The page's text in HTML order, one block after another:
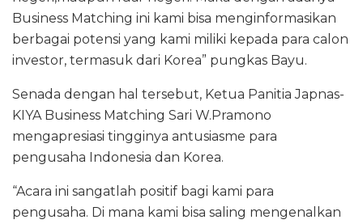
Business Matching ini kami bisa menginformasikan
berbagai potensi yang kami miliki kepada para calon
investor, termasuk dari Korea” pungkas Bayu.
Senada dengan hal tersebut, Ketua Panitia Japnas-
KIYA Business Matching Sari W.Pramono
mengapresiasi tingginya antusiasme para
pengusaha Indonesia dan Korea.
“Acara ini sangatlah positif bagi kami para
pengusaha. Di mana kami bisa saling mengenalkan